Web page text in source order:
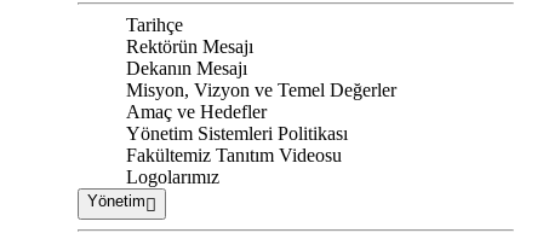
Tarihçe
Rektörün Mesajı
Dekanın Mesajı
Misyon, Vizyon ve Temel Değerler
Amaç ve Hedefler
Yönetim Sistemleri Politikası
Fakültemiz Tanıtım Videosu
Logolarımız
Yönetim